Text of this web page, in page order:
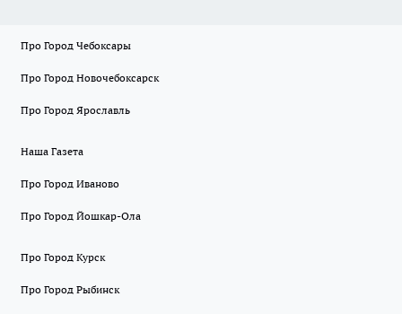
Про Город Чебоксары
Про Город Новочебоксарск
Про Город Ярославль
Наша Газета
Про Город Иваново
Про Город Йошкар-Ола
Про Город Курск
Про Город Рыбинск